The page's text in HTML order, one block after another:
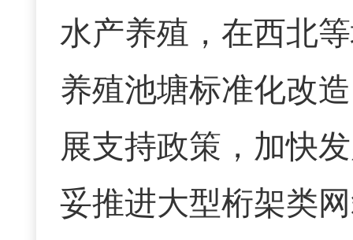
水产养殖，在西北
养殖池塘标准化改
展支持政策，加快
妥推进大型桁架类